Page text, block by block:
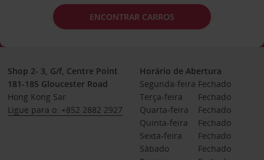
ENCONTRAR CARROS
Shop 2- 3, G/f, Centre Point
181-185 Gloucester Road
Hong Kong Sar
Ligue para o: +852 2882 2927
Horário de Abertura
Segunda-feira Fechado
Terça-feira
Fechado
Quarta-feira
Fechado
Quinta-feira
Fechado
Sexta-feira
Fechado
Sábado
Fechado